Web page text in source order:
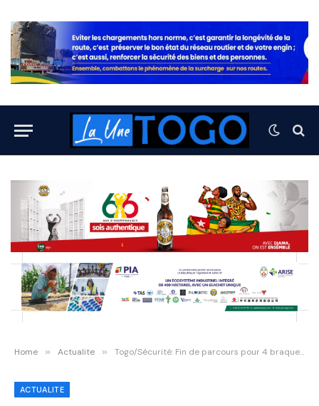
Home » Actualite » Togo/Sécurité: Fin de parcours pour 4 braqueurs dans la région des Savanes
ACTUALITE